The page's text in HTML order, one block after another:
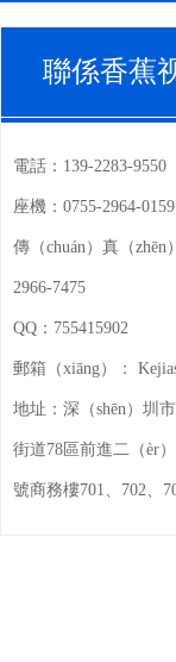
聯係香蕉
電話： 139-2283-9550
座機： 0755-2964-0159
傳（chuán）真（zhēn
2966-7475
QQ： 755415902
郵箱（xiāng）：
地址： 深（shēn）圳
街道78區前進二（èr
號商務樓701、702、